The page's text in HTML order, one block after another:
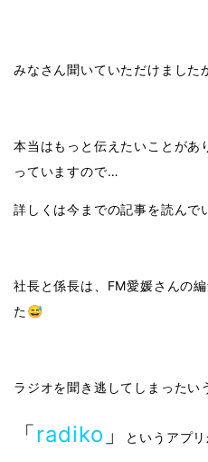
みなさん聞いていただけました
本当はもっと伝えたいことがあ
っていますので…
詳しくは今までの記事を読ん
社長と係長は、FM愛媛さんの
た😅
ラジオを聞き逃してしまったい
「radiko 」 というアプ